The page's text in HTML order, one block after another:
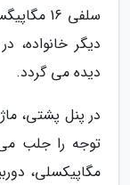
سلفی 16
دیگر
دیده می گردد.
در پنل پشتی،